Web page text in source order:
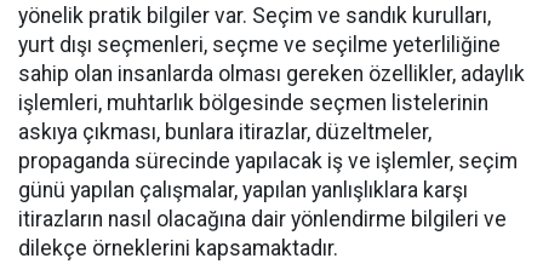
yönelik pratik bilgiler var. Seçim ve sandık kurulları,
yurt dışı seçmenleri, seçme ve seçilme yeterliliğine
sahip olan insanlarda olması gereken özellikler, adaylık
işlemleri, muhtarlık bölgesinde seçmen listelerinin
askıya çıkması, bunlara itirazlar, düzeltmeler,
propaganda sürecinde yapılacak iş ve işlemler, seçim
günü yapılan çalışmalar, yapılan yanlışlıklara karşı
itirazların nasıl olacağına dair yönlendirme bilgileri ve
dilekçe örneklerini kapsamaktadır.